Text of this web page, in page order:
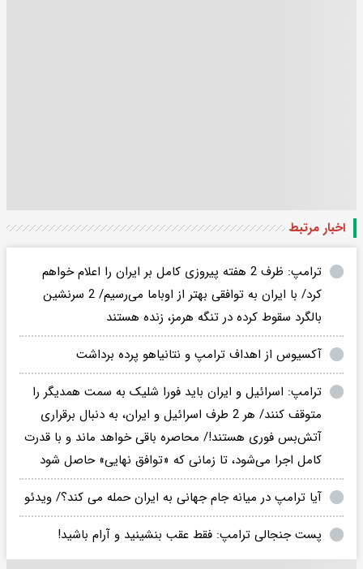
اخبار مرتبط
ترامپ: ظرف 2 هفته پیروزی کامل بر ایران را اعلام خواهم
کرد/ با ایران به توافقی بهتر از اوباما می‌رسیم/ 2 سرنشین
بالگرد سقوط کرده در تنگه هرمز، زنده هستند
آکسیوس از اهداف ترامپ و نتانیاهو پرده برداشت
ترامپ: اسرائیل و ایران باید فورا شلیک به‌ سمت همدیگر را
متوقف کنند/ هر 2 طرف اسرائیل و ایران، به دنبال برقراری
آتش‌بس فوری هستند!/ محاصره باقی خواهد ماند و با قدرت
کامل اجرا می‌شود، تا زمانی که «توافق نهایی» حاصل شود
آیا ترامپ در میانه جام جهانی به ایران حمله می کند؟/ ویدئو
پست جنجالی ترامپ: فقط عقب بنشینید و آرام باشید!